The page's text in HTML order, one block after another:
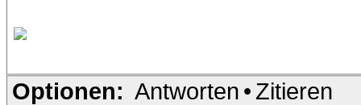
Optionen: Antworten • Zitieren